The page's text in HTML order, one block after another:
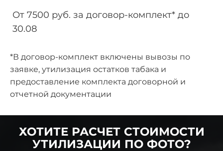
От 7500 руб. за договор-комплект* до
30.08
*В договор-комплект включены вывозы по
заявке, утилизация остатков табака и
предоставление комплекта договорной и
отчетной документации
ХОТИТЕ РАСЧЕТ СТОИМОСТИ
УТИЛИЗАЦИИ ПО ФОТО?